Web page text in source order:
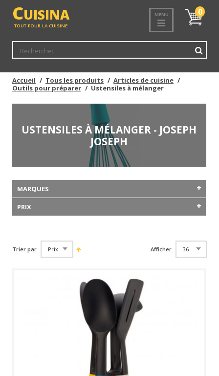
CUISINA
TOUT POUR LA CUISINE
MENU
Mon
panier
0
Accueil Tous les produits
Articles de cuisine
Outils pour préparer
Ustensiles à mélanger
USTENSILES À MÉLANGER - JOSEPH
JOSEPH
MARQUES
PRIX
Trier par Afficher